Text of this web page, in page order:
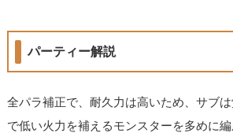
パーティー解説
全パラ補正で、耐久力は高いため、サブ
で低い火力を補えるモンスターを多めに